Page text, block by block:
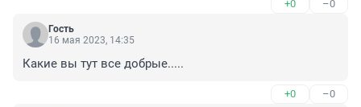
+0 –0
Гость
16 мая 2023, 14:35
Какие вы тут все добрые.....
+0 –0